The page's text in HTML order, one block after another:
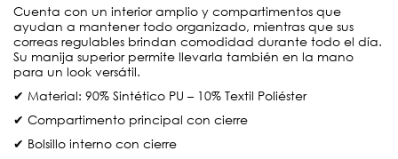
Cuenta con un interior amplio y compartimentos que
ayudan a mantener todo organizado, mientras que sus
correas regulables brindan comodidad durante todo el día.
Su manija superior permite llevarla también en la mano
para un look versátil.
✔ Material: 90% Sintético PU – 10% Textil Poliéster
✔ Compartimento principal con cierre
✔ Bolsillo interno con cierre